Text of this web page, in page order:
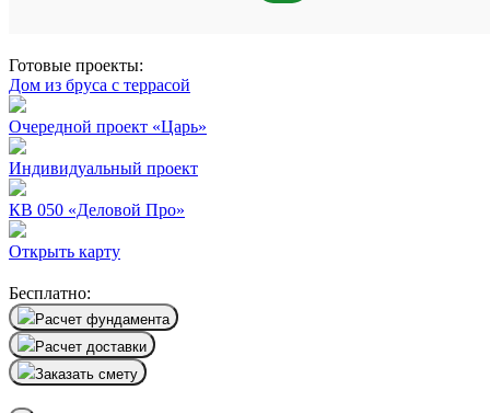
Готовые проекты:
Дом из бруса с террасой
Очередной проект «Царь»
Индивидуальный проект
КВ 050 «Деловой Про»
Открыть карту
Бесплатно:
Расчет фундамента
Расчет доставки
Заказать смету